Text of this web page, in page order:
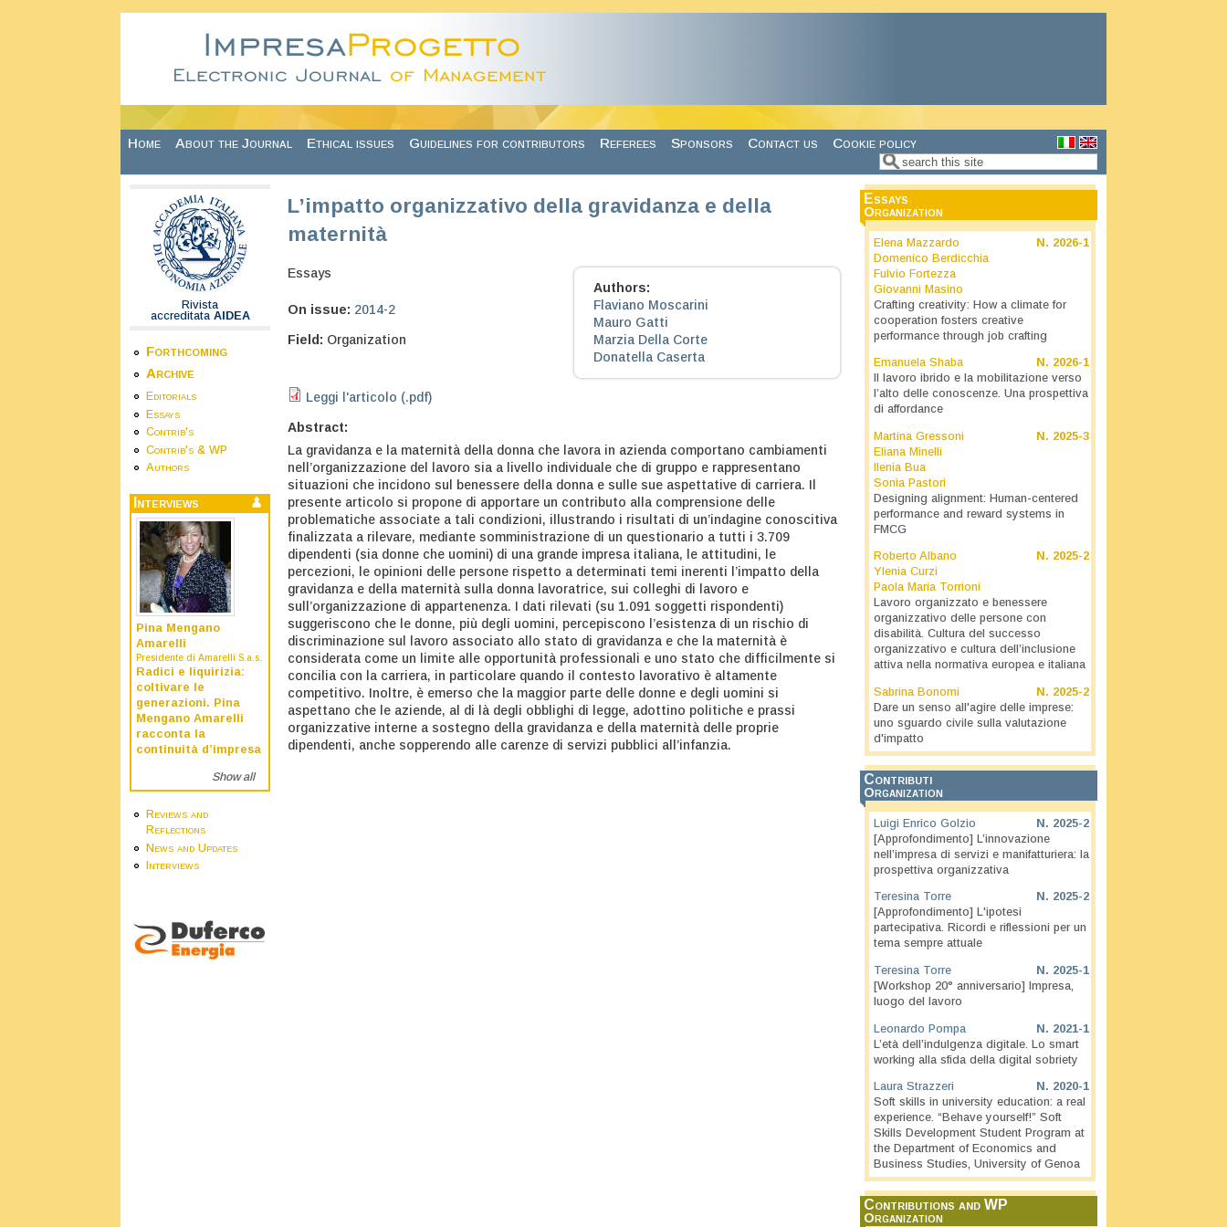
Home About the Journal Ethical issues Guidelines for contributors Referees Sponsors Contact us Cookie policy
Search form
Search
Rivista
accreditata AIDEA
Forthcoming
Archive
Editorials
Essays
Contrib's
Contrib's & WP
Authors
Interviews
Pina Mengano
Amarelli
Presidente di Amarelli S.a.s.
Radici e liquirizia:
coltivare le
generazioni. Pina
Mengano Amarelli
racconta la
continuità d’impresa
Show all
Reviews and
Reflections
News and Updates
Interviews
L’impatto organizzativo della gravidanza e della
maternità
Essays
On issue: 2014-2
Field: Organization
Authors:
Flaviano Moscarini
Mauro Gatti
Marzia Della Corte
Donatella Caserta
Leggi l'articolo (.pdf)
Abstract:
La gravidanza e la maternità della donna che lavora in azienda comportano cambiamenti
nell’organizzazione del lavoro sia a livello individuale che di gruppo e rappresentano
situazioni che incidono sul benessere della donna e sulle sue aspettative di carriera. Il
presente articolo si propone di apportare un contributo alla comprensione delle
problematiche associate a tali condizioni, illustrando i risultati di un’indagine conoscitiva
finalizzata a rilevare, mediante somministrazione di un questionario a tutti i 3.709
dipendenti (sia donne che uomini) di una grande impresa italiana, le attitudini, le
percezioni, le opinioni delle persone rispetto a determinati temi inerenti l’impatto della
gravidanza e della maternità sulla donna lavoratrice, sui colleghi di lavoro e
sull’organizzazione di appartenenza. I dati rilevati (su 1.091 soggetti rispondenti)
suggeriscono che le donne, più degli uomini, percepiscono l’esistenza di un rischio di
discriminazione sul lavoro associato allo stato di gravidanza e che la maternità è
considerata come un limite alle opportunità professionali e uno stato che difficilmente si
concilia con la carriera, in particolare quando il contesto lavorativo è altamente
competitivo. Inoltre, è emerso che la maggior parte delle donne e degli uomini si
aspettano che le aziende, al di là degli obblighi di legge, adottino politiche e prassi
organizzative interne a sostegno della gravidanza e della maternità delle proprie
dipendenti, anche sopperendo alle carenze di servizi pubblici all’infanzia.
Essays
Organization
N. 2026-1
Elena Mazzardo
Domenico Berdicchia
Fulvio Fortezza
Giovanni Masino
Crafting creativity: How a climate for
cooperation fosters creative
performance through job crafting
N. 2026-1
Emanuela Shaba
Il lavoro ibrido e la mobilitazione verso
l’alto delle conoscenze. Una prospettiva
di affordance
N. 2025-3
Martina Gressoni
Eliana Minelli
Ilenia Bua
Sonia Pastori
Designing alignment: Human-centered
performance and reward systems in
FMCG
N. 2025-2
Roberto Albano
Ylenia Curzi
Paola Maria Torrioni
Lavoro organizzato e benessere
organizzativo delle persone con
disabilità. Cultura del successo
organizzativo e cultura dell’inclusione
attiva nella normativa europea e italiana
N. 2025-2
Sabrina Bonomi
Dare un senso all'agire delle imprese:
uno sguardo civile sulla valutazione
d'impatto
Contributi
Organization
N. 2025-2
Luigi Enrico Golzio
[Approfondimento] L’innovazione
nell’impresa di servizi e manifatturiera: la
prospettiva organizzativa
N. 2025-2
Teresina Torre
[Approfondimento] L'ipotesi
partecipativa. Ricordi e riflessioni per un
tema sempre attuale
N. 2025-1
Teresina Torre
[Workshop 20° anniversario] Impresa,
luogo del lavoro
N. 2021-1
Leonardo Pompa
L’età dell’indulgenza digitale. Lo smart
working alla sfida della digital sobriety
N. 2020-1
Laura Strazzeri
Soft skills in university education: a real
experience. “Behave yourself!” Soft
Skills Development Student Program at
the Department of Economics and
Business Studies, University of Genoa
Contributions and WP
Organization